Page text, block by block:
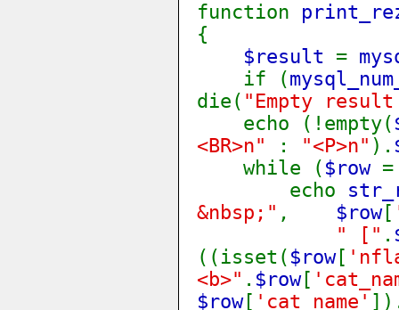
function
{
$result =
if (
die( "Empty
echo (!empty(
<BR>n"
: "<P>n" ).
while ( $row
echo
&nbsp;" , $row[
" [" .
((isset( $row[
<b>" . $row[
$row[ 'cat_name'